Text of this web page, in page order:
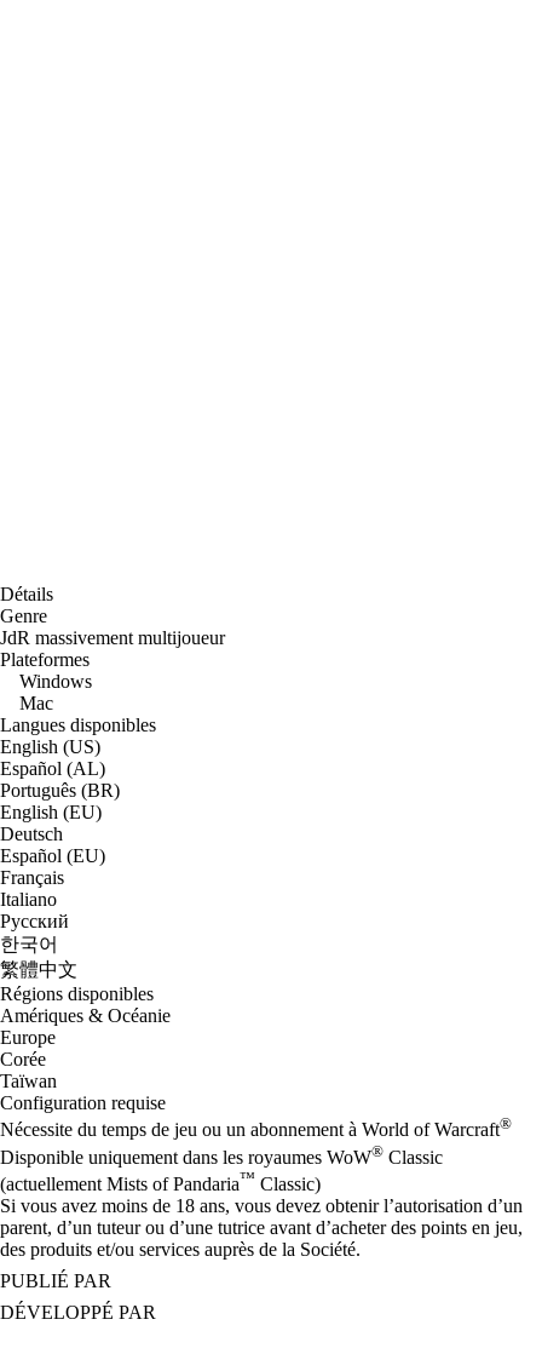
Détails
Genre
JdR massivement multijoueur
Plateformes
Windows
Mac
Langues disponibles
English (US)
Español (AL)
Português (BR)
English (EU)
Deutsch
Español (EU)
Français
Italiano
Русский
한국어
繁體中文
Régions disponibles
Amériques & Océanie
Europe
Corée
Taïwan
Configuration requise
Nécessite du temps de jeu ou un abonnement à World of Warcraft®
Disponible uniquement dans les royaumes WoW® Classic
(actuellement Mists of Pandaria™ Classic)
Si vous avez moins de 18 ans, vous devez obtenir l’autorisation d’un
parent, d’un tuteur ou d’une tutrice avant d’acheter des points en jeu,
des produits et/ou services auprès de la Société.
PUBLIÉ PAR
DÉVELOPPÉ PAR